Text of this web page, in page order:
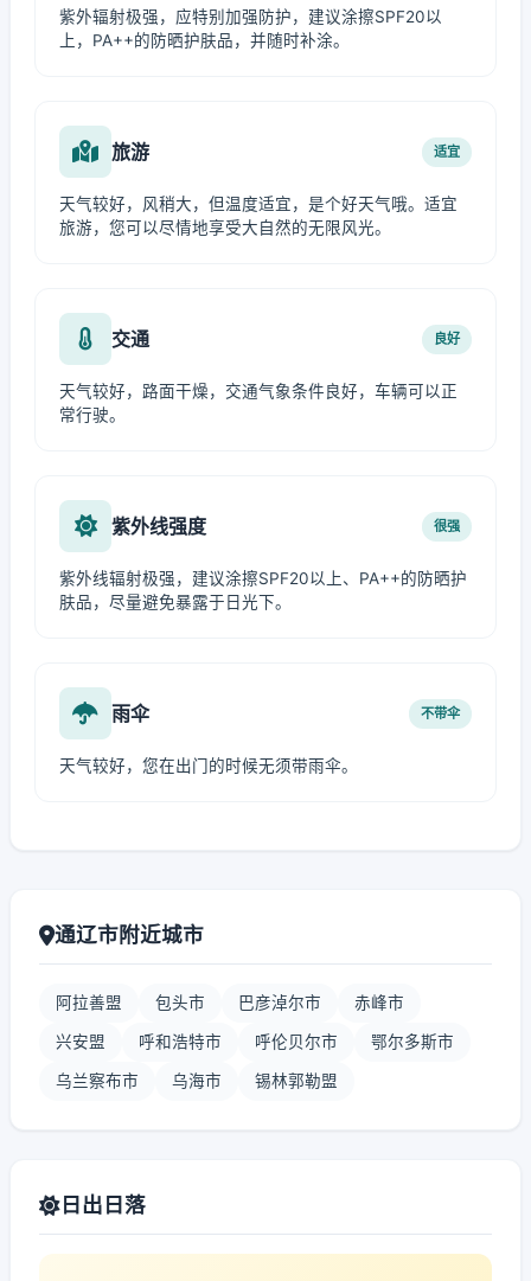
紫外辐射极强，应特别加强防护，建议涂擦SPF20以
上，PA++的防晒护肤品，并随时补涂。
旅游 适宜
天气较好，风稍大，但温度适宜，是个好天气哦。适宜
旅游，您可以尽情地享受大自然的无限风光。
交通 良好
天气较好，路面干燥，交通气象条件良好，车辆可以正
常行驶。
紫外线强度 很强
紫外线辐射极强，建议涂擦SPF20以上、PA++的防晒护
肤品，尽量避免暴露于日光下。
雨伞 不带伞
天气较好，您在出门的时候无须带雨伞。
通辽市附近城市
阿拉善盟 包头市 巴彦淖尔市 赤峰市
兴安盟 呼和浩特市 呼伦贝尔市 鄂尔多斯市
乌兰察布市 乌海市 锡林郭勒盟
日出日落